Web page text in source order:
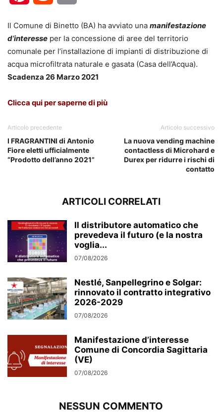
Il Comune di Binetto (BA) ha avviato una manifestazione
d’interesse per la concessione di aree del territorio
comunale per l’installazione di impianti di distribuzione di
acqua microfiltrata naturale e gasata (Casa dell’Acqua).
Scadenza 26 Marzo 2021
Clicca qui per saperne di più
Articolo precedente
I FRAGRANTINI di Antonio
Fiore eletti ufficialmente
“Prodotto dell’anno 2021”
Articolo successivo
La nuova vending machine
contactless di Microhard e
Durex per ridurre i rischi di
contatto
ARTICOLI CORRELATI
Il distributore automatico che
prevedeva il futuro (e la nostra
voglia...
07/08/2026
Nestlé, Sanpellegrino e Solgar:
rinnovato il contratto integrativo
2026-2029
07/08/2026
Manifestazione d’interesse
Comune di Concordia Sagittaria
(VE)
07/08/2026
NESSUN COMMENTO